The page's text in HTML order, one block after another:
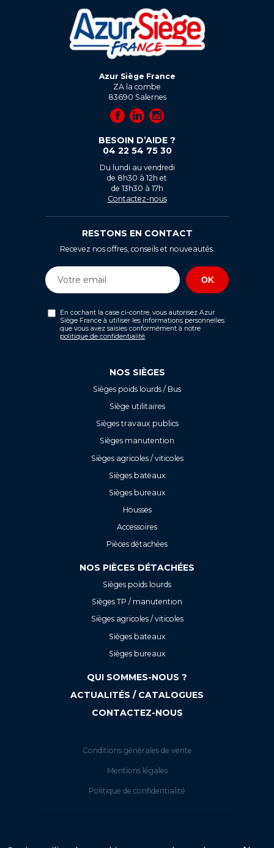
Azur Siège France
ZA la combe
83690 Salernes
BESOIN D’AIDE ?
04 22 54 75 30
Du lundi au vendredi
de 8h30 à 12h et
de 13h30 à 17h
Contactez-nous
RESTONS EN CONTACT
Recevez nos offres, conseils et nouveautés.
En cochant la case ci-contre, vous autorisez Azur
Siège France à utiliser les informations personnelles
que vous avez saisies conformément à notre
politique de confidentialité.
NOS SIÈGES
Sièges poids lourds / Bus
Siège utilitaires
Sièges travaux publics
Sièges manutention
Sièges agricoles / viticoles
Sièges bateaux
Sièges bureaux
Housses
Accessoires
Pièces détachées
NOS PIÈCES DÉTACHÉES
Sièges poids lourds
Sièges TP / manutention
Sièges agricoles / viticoles
Sièges bateaux
Sièges bureaux
QUI SOMMES-NOUS ?
ACTUALITÉS / CATALOGUES
CONTACTEZ-NOUS
Conditions générales de vente
Mentions légales
Politique de confidentialité